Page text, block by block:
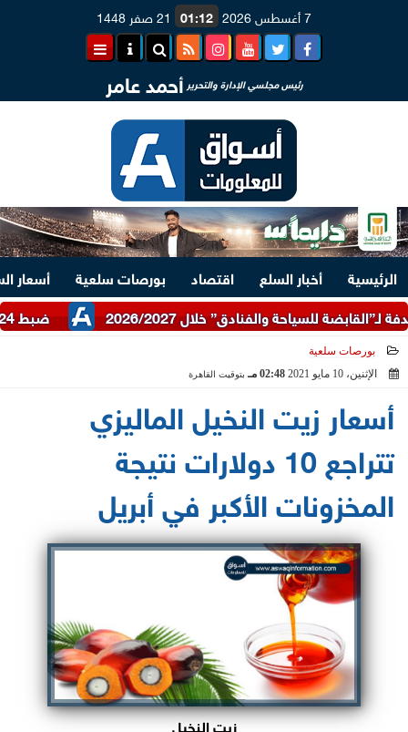
7 أغسطس 2026 01:12 21 صفر 1448
رئيس مجلسي الإدارة والتحرير أحمد عامر
الرئيسية أخبار السلع اقتصاد بورصات سلعية
أسعار
ضبط 24 طن دقيق أبيض وبلدي مدعم عبر شرطة التموين
بورصات سلعية
الإثنين، 10 مايو 2021
02:48 مـ بتوقيت القاهرة
أسعار زيت النخيل الماليزي
تتراجع 10 دولارات نتيجة
المخزونات الأكبر في أبريل
زيت النخيل